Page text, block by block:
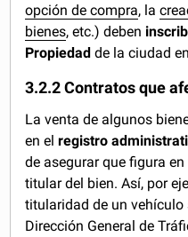
opción de compra, la
bienes, etc.) deben
Propiedad de la ciudad
3.2.2 Contratos que
La venta de algunos
en elregistro
de asegurar que figura
titular del bien. Así, por
titularidad de un vehículo
Dirección General de